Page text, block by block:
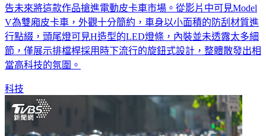
日鴻海率先在官方臉書曝光首款自製電動皮卡車Model V，宣
告未來將這款作品搶進電動皮卡車市場。從影片中可見Model
V為雙廂皮卡車，外觀十分簡約，車身以小面積的防刮材質進
行點綴，頭尾燈可見H造型的LED燈條，內裝並未透露太多細
節，僅展示排檔桿採用時下流行的旋鈕式設計，整體散發出相
科技